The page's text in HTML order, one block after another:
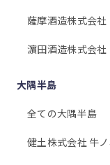
薩摩酒造株式会社
濵田酒造株式会社
大隅半島
全ての大隅半島
健土株式会社 牛